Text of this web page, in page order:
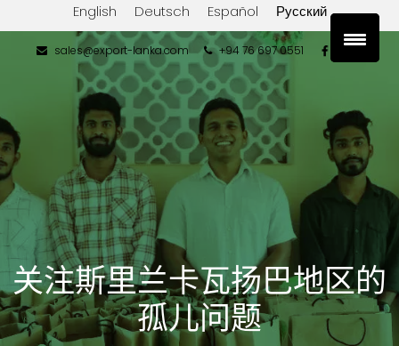
English Deutsch Español Русский
sales@export-lanka.com +94 76 697 0551
关注斯里兰卡瓦扬巴地区的
孤儿问题